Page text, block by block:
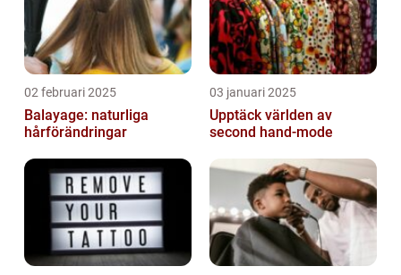
02 februari 2025
Balayage: naturliga
hårförändringar
03 januari 2025
Upptäck världen av
second hand-mode